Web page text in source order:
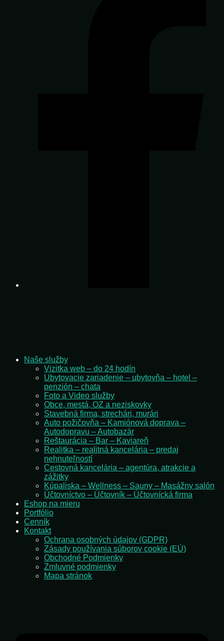
Naše služby
Vizitka web – do 24 hodín
Ubytovacie zariadenie – ubytovňa – hotel –
penzión – chata
Foto a Video služby
Obce, mestá, OZ a neziskovky
Stavebná firma, strechári, murári
Auto požičovňa – Kamiónová doprava –
Autodopravu – Autobazár
Reštaurácia – Bar – Kaviareň
Realitka – realitná kancelária – predaj
nehnuteľností
Cestovná kancelária – agentúra, atrakcie a
zážitky
Kúpaliska – Wellness – Sauny – Masážny salón
Účtovníctvo – Účtovník – Účtovnícká firma
Eshop na mieru
Portfólio
Cenník
Kontakt
Ochrana osobných údajov (GDPR)
Zásady používania súborov cookie (EÚ)
Obchodné Podmienky
Zmluvné podmienky
Mapa stránok